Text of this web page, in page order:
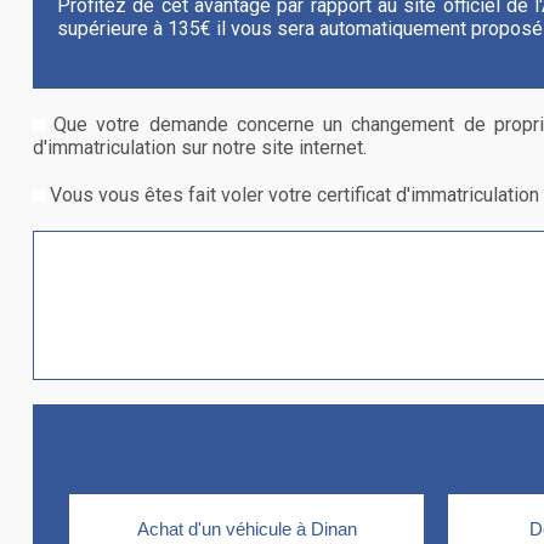
Profitez de cet avantage par rapport au site officiel
supérieure à 135€ il vous sera automatiquement
Que votre demande concerne un changement de
d'immatriculation sur notre site internet.
Vous vous êtes fait voler votre certificat